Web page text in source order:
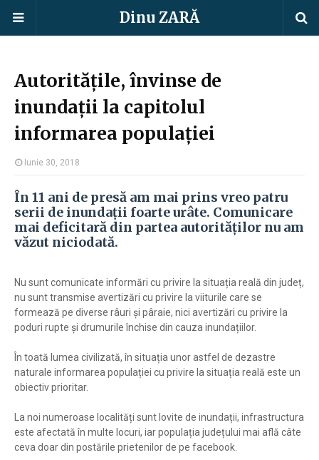
Dinu ZARĂ
Autoritățile, învinse de
inundații la capitolul
informarea populației
Iunie 30, 2018
În 11 ani de presă am mai prins vreo patru
serii de inundații foarte urâte. Comunicare
mai deficitară din partea autorităților nu am
văzut niciodată.
Nu sunt comunicate informări cu privire la situația reală din județ,
nu sunt transmise avertizări cu privire la viiturile care se
formează pe diverse râuri și pâraie, nici avertizări cu privire la
poduri rupte și drumurile închise din cauza inundațiilor.
În toată lumea civilizată, în situația unor astfel de dezastre
naturale informarea populației cu privire la situația reală este un
obiectiv prioritar.
La noi numeroase localități sunt lovite de inundații, infrastructura
este afectată în multe locuri, iar populația județului mai află câte
ceva doar din postările prietenilor de pe facebook.